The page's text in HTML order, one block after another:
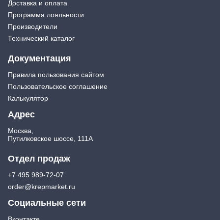
Заклепочники
Ключи (упаковки)
Стремянки
Хранение инструмента
Стенды, Панели, Полки
Сумки для инструмента
Средства индивидуальной защиты
Защита рук
Защита глаз, Головы
Бытовая химия
Освежители воздуха и ароматизаторы
Средства для мытья посуды
Средства для стирки и ухода за бельем
Доставка и оплата
Программа лояльности
Производители
Технический каталог
Документация
Правила пользования сайтом
Пользовательское соглашение
Калькулятор
Адрес
Москва,
Путилковское шоссе, 111А
Отдел продаж
+7 495 989-72-07
order@krepmarket.ru
Социальные сети